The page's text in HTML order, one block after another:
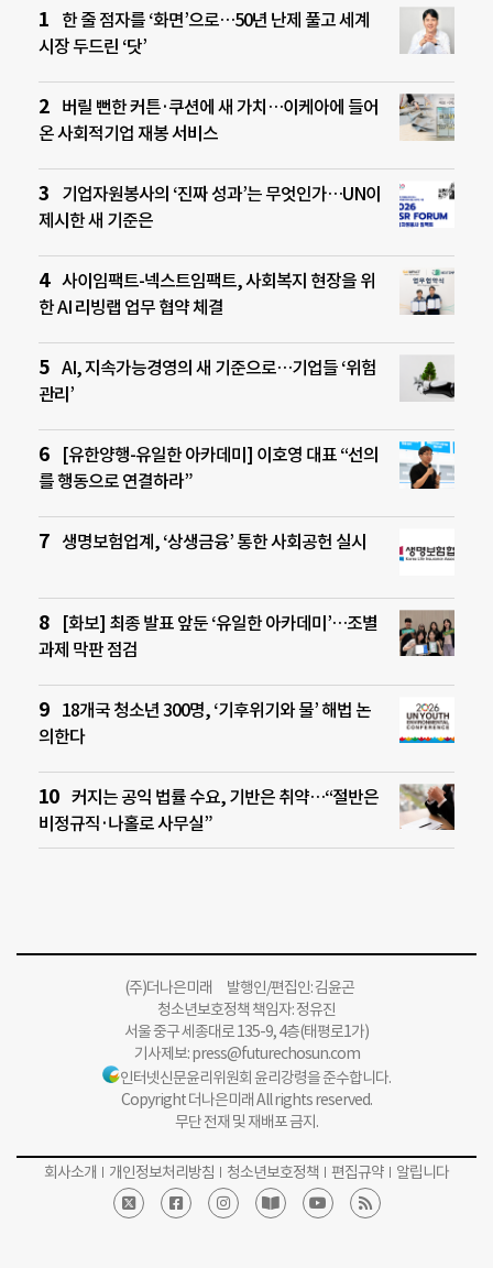
한 줄 점자를 ‘화면’으로…50년 난제 풀고 세계
시장 두드린 ‘닷’
버릴 뻔한 커튼·쿠션에 새 가치…이케아에 들어
온 사회적기업 재봉 서비스
기업자원봉사의 ‘진짜 성과’는 무엇인가…UN이
제시한 새 기준은
사이임팩트-넥스트임팩트, 사회복지 현장을 위
한 AI 리빙랩 업무 협약 체결
AI, 지속가능경영의 새 기준으로…기업들 ‘위험
관리’
[유한양행-유일한 아카데미] 이호영 대표 “선의
를 행동으로 연결하라”
생명보험업계, ‘상생금융’ 통한 사회공헌 실시
[화보] 최종 발표 앞둔 ‘유일한 아카데미’…조별
과제 막판 점검
18개국 청소년 300명, ‘기후위기와 물’ 해법 논
의한다
커지는 공익 법률 수요, 기반은 취약…“절반은
비정규직·나홀로 사무실”
(주)더나은미래 발행인/편집인: 김윤곤
청소년보호정책 책임자: 정유진
서울 중구 세종대로 135-9, 4층(태평로1가)
기사제보:press@futurechosun.com
인터넷신문윤리위원회 윤리강령을 준수합니다.
Copyright 더나은미래 All rights reserved.
무단 전재 및 재배포 금지.
회사소개 개인정보처리방침 청소년보호정책 편집규약 알립니다